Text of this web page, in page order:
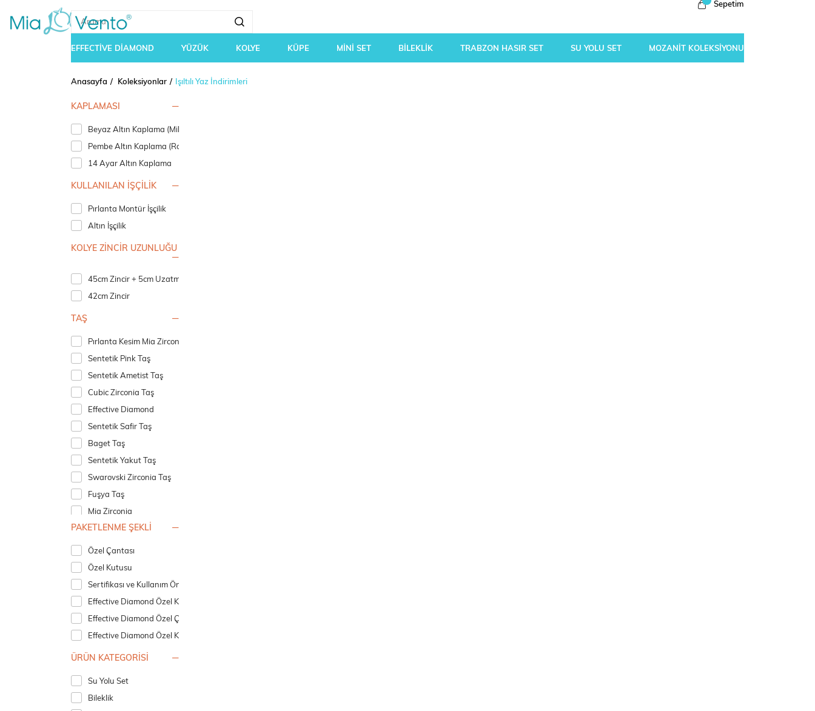
Sepetim
EFFECTİVE DİAMOND YÜZÜK KOLYE KÜPE MİNİ SET BİLEKLİK TRABZON HASIR SET SU YOLU SET MOZANİT KOLEKSİYONU
Anasayfa Koleksiyonlar Işıltılı Yaz İndirimleri
KAPLAMASI
Beyaz Altın Kaplama (Mikron Rodyum)
Pembe Altın Kaplama (Rosegold)
14 Ayar Altın Kaplama
KULLANILAN İŞÇİLİK
Pırlanta Montür İşçilik
Altın İşçilik
KOLYE ZİNCİR UZUNLUĞU
45cm Zincir + 5cm Uzatma Halkası
42cm Zincir
TAŞ
Pırlanta Kesim Mia Zirconia
Sentetik Pink Taş
Sentetik Ametist Taş
Cubic Zirconia Taş
Effective Diamond
Sentetik Safir Taş
Baget Taş
Sentetik Yakut Taş
Swarovski Zirconia Taş
Fuşya Taş
Mia Zirconia
PAKETLENME ŞEKLİ
Özel Çantası
Özel Kutusu
Sertifikası ve Kullanım Önerileri Kılavuzu
Effective Diamond Özel Kutusu
Effective Diamond Özel Çantası
Effective Diamond Özel Kutusu
ÜRÜN KATEGORİSİ
Su Yolu Set
Bileklik